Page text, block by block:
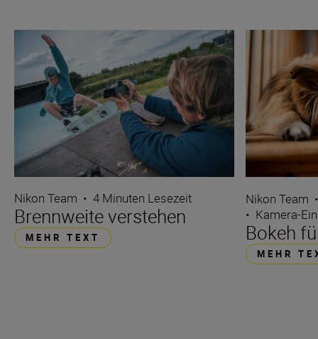
Nikon Team • 4 Minuten Lesezeit
Brennweite verstehen
MEHR TEXT
Nikon Team
• Kamera-
Bokeh
MEHR